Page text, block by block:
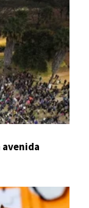
avenida